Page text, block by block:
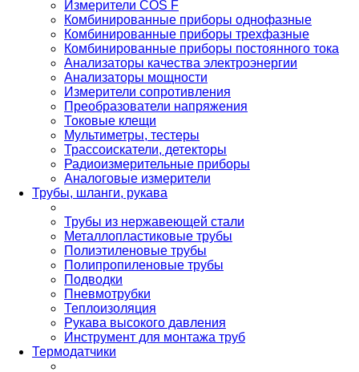
Измерители COS F
Комбинированные приборы однофазные
Комбинированные приборы трехфазные
Комбинированные приборы постоянного тока
Анализаторы качества электроэнергии
Анализаторы мощности
Измерители сопротивления
Преобразователи напряжения
Токовые клещи
Мультиметры, тестеры
Трассоискатели, детекторы
Радиоизмерительные приборы
Аналоговые измерители
Трубы, шланги, рукава
Трубы из нержавеющей стали
Металлопластиковые трубы
Полиэтиленовые трубы
Полипропиленовые трубы
Подводки
Пневмотрубки
Теплоизоляция
Рукава высокого давления
Инструмент для монтажа труб
Термодатчики